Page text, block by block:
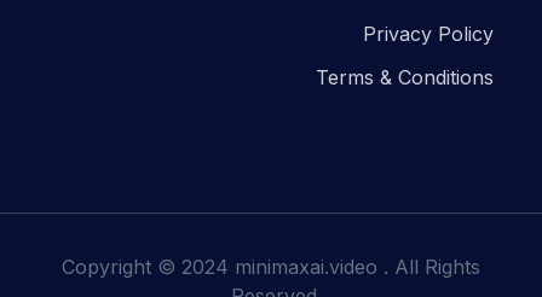
Privacy Policy
Terms & Conditions
Copyright © 2024 minimaxai.video . All Rights